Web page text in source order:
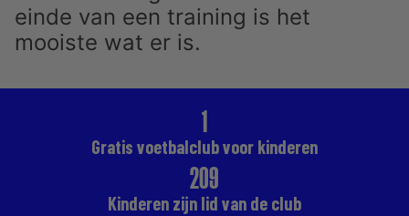
einde van een training is het
mooiste wat er is.
1
Gratis voetbalclub voor kinderen
209
Kinderen zijn lid van de club